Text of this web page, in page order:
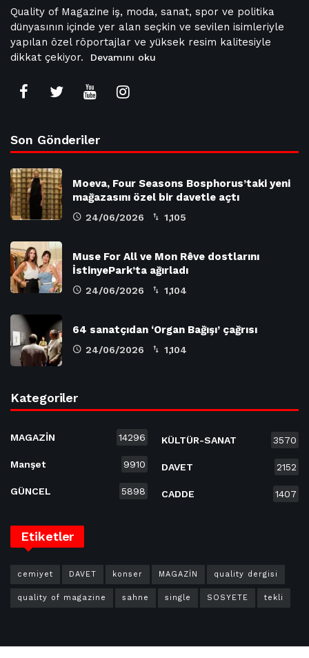
Quality of Magazine iş, moda, sanat, spor ve politika
dünyasının içinde yer alan seçkin ve sevilen isimleriyle
yapılan özel röportajlar ve yüksek resim kalitesiyle
dikkat çekiyor.
Devamını oku
Son Gönderiler
Moeva, Four Seasons Bosphorus’taki yeni
mağazasını özel bir davetle açtı
24/06/2026 1,105
Muse For All ve Mon Rêve dostlarını
İstinyePark’ta ağırladı
24/06/2026 1,104
64 sanatçıdan ‘Organ Bağışı’ çağrısı
24/06/2026 1,104
Kategoriler
MAGAZİN 14296
Manşet 9910
GÜNCEL 5898
KÜLTÜR-SANAT 3570
DAVET 2152
CADDE 1407
Etiketler
cemiyet DAVET konser MAGAZİN quality dergisi
quality of magazine sahne single SOSYETE tekli